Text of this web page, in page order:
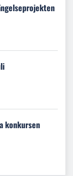
konkursen